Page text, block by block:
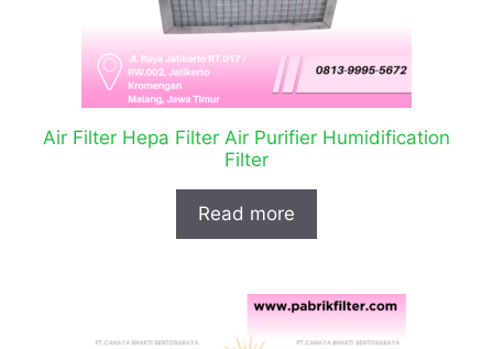
Air Filter Hepa Filter Air Purifier Humidification
Filter
Read more